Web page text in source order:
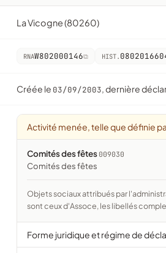
La Vicogne (80260)
RNAW802000146 HIST.
Créée le 03/09/2003, dernière
Activité menée, telle que définie
Comités des fêtes 009030
comités des fêtes
Objets sociaux attribués par l'administration d'après l'objet déclaré ; activité NAF attribuée par l'INSEE. Les noms courts
sont ceux d'Assoce, les libellés
Forme juridique et régime de